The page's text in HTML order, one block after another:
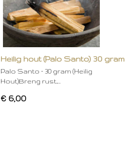
Heilig hout (Palo Santo) 30 gram
Palo Santo – 30 gram (Heilig
Hout)Breng rust,…
€ 6,00